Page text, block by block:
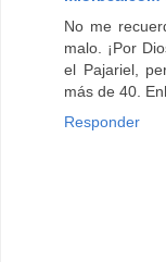
No me
malo. ¡Por
el Pajariel,
más de 40.
Responder